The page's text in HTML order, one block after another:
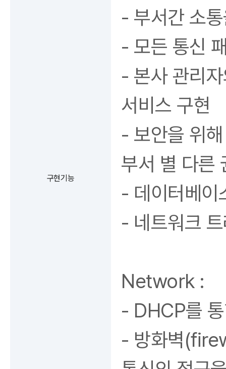
구현기능
- 부서간 소
- 모든 통신
- 본사 관리
서비스 구현
- 보안을 위
부서 별 다른
- 데이터베이
- 네트워크
Network :
- DHCP를
- 방화벽